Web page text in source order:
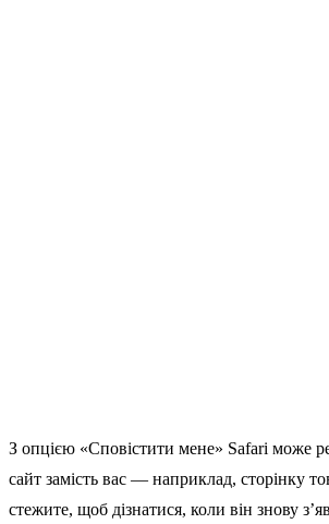
З опцією «Сповістити мене» Safari може
сайт замість вас — наприклад, сторінку
стежите, щоб дізнатися, коли він знову